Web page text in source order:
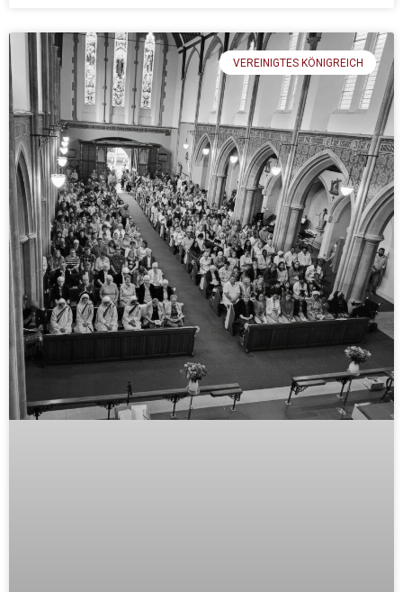
VEREINIGTES KÖNIGREICH